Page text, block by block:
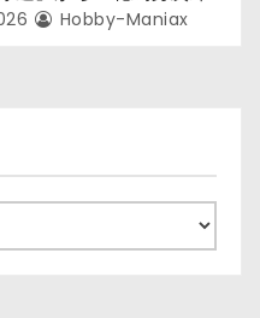
!!
Hobby-Maniax